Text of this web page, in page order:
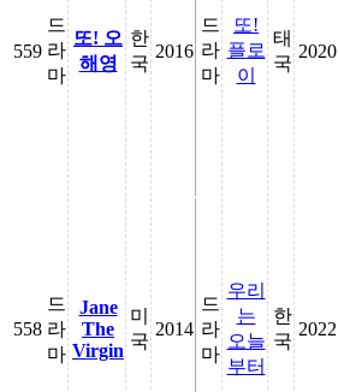
559
드
라
마
또! 오
해영
한
국
2016
드
라
마
또!
플로
이
태
국
2020
558
드
라
마
Jane
The
Virgin
미
국
2014
드
라
마
우리
는
오늘
부터
한
국
2022